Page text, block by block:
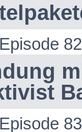
82
83